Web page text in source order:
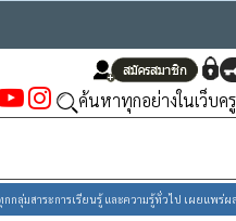
ค้นหาทุกอย่างในเว็บค
กลุ่มสาระการเรียนรู้ และความรู้ทั่วไป เผยแพร่ผ